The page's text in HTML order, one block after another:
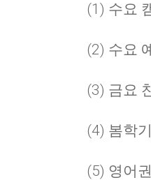
(1) 수요
(2) 수요
(3) 금요
(4) 봄학
(5) 영어